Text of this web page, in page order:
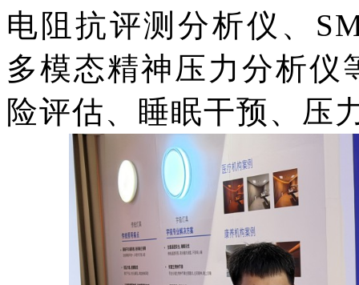
电阻抗评测分析仪、
多模态精神压力分析仪
险评估、睡眠干预、压